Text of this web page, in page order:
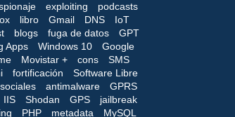
exploiting
podcasts
libro Gmail DNS
IoT
blogs fuga de datos
GPT
Apps
Windows 10
Google
Movistar + cons
SMS
fortificación
Software Libre
antimalware
GPRS
IIS Shodan GPS
jailbreak
PHP metadata
MySQL